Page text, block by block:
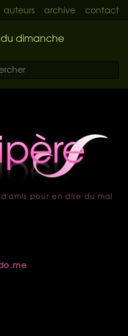
auteurs archive contact
dimanche
pour en dire du mal